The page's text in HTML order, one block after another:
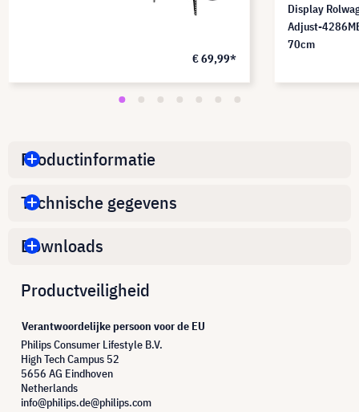
€ 69,99*
Display
Adjust-
70cm
Productinformatie
Technische gegevens
Downloads
Productveiligheid
Verantwoordelijke persoon voor de EU
Philips Consumer Lifestyle B.V.
High Tech Campus 52
5656 AG Eindhoven
Netherlands
info@philips.de@philips.com